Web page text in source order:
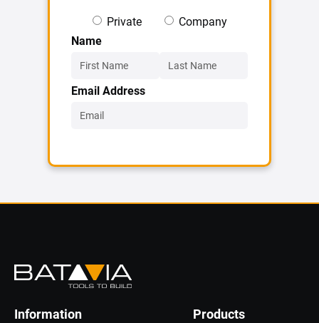
Private
Company
Name
Email Address
Products
Information